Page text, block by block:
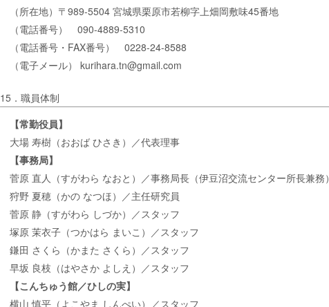
（所在地）〒989-5504 宮城県栗原市若柳字上畑岡敷味45番地
（電話番号） 090-4889-5310
（電話番号・FAX番号） 0228-24-8588
（電子メール） kurihara.tn@gmail.com
15．職員体制
【常勤役員】
大場 寿樹（おおば ひさき）／代表理事
【事務局】
菅原 直人（すがわら なおと）／事務局長（伊豆沼交流センター所長兼務）
狩野 夏穂（かの なつほ）／主任研究員
菅原 静（すがわら しづか）／スタッフ
塚原 茉衣子（つかはら まいこ）／スタッフ
鎌田 さくら（かまた さくら）／スタッフ
早坂 良枝（はやさか よしえ）／スタッフ
【こんちゅう館／ひしの実】
横山 慎平（よこやま しんぺい）／スタッフ